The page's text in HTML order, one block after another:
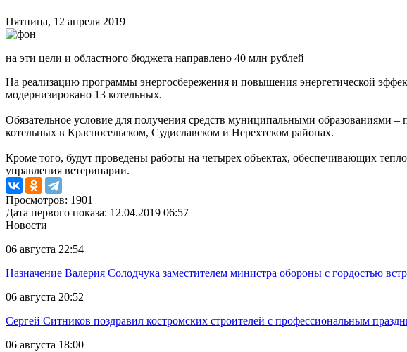
Пятница, 12 апреля 2019
на эти цели и областного бюджета направлено 40 млн рублей
На реализацию программы энергосбережения и повышения энергетической
модернизировано 13 котельных.
Обязательное условие для получения средств муниципальными образованиями
котельных в Красносельском, Судиславском и Нерехтском районах.
Кроме того, будут проведены работы на четырех объектах, обеспечивающих
управления ветеринарии.
Просмотров: 1901
Дата первого показа: 12.04.2019 06:57
Новости
06 августа 22:54
Назначение Валерия Солодчука заместителем министра обороны с гордостью
06 августа 20:52
Сергей Ситников поздравил костромских строителей с профессиональным
06 августа 18:00